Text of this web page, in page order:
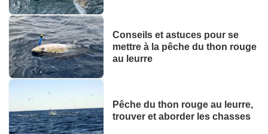
Conseils et astuces pour se
mettre à la pêche du thon rouge
au leurre
Pêche du thon rouge au leurre,
trouver et aborder les chasses